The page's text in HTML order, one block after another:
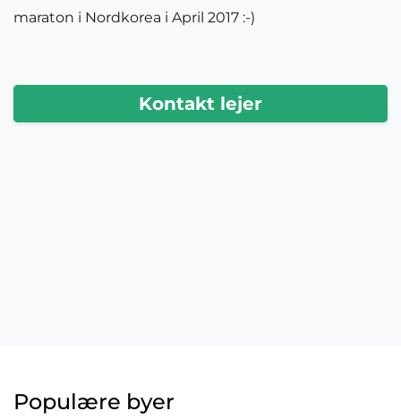
maraton i Nordkorea i April 2017 :-)
Kontakt lejer
Populære byer